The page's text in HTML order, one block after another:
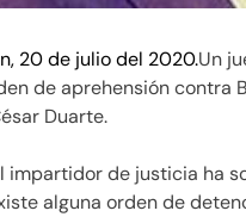
20 de julio del 2020.Un
de aprehensión contra
Duarte.
impartidor de justicia ha
alguna orden de